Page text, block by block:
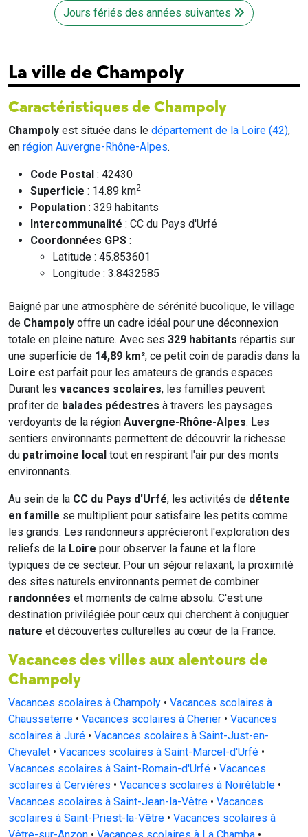
Jours fériés des années suivantes
La ville de Champoly
Caractéristiques de Champoly
Champoly est située dans le département de la Loire (42),
en région Auvergne-Rhône-Alpes.
Code Postal : 42430
Superficie : 14.89 km2
Population : 329 habitants
Intercommunalité : CC du Pays d'Urfé
Coordonnées GPS :
Latitude : 45.853601
Longitude : 3.8432585
Baigné par une atmosphère de sérénité bucolique, le village
de Champoly offre un cadre idéal pour une déconnexion
totale en pleine nature. Avec ses 329 habitants répartis sur
une superficie de 14,89 km², ce petit coin de paradis dans la
Loire est parfait pour les amateurs de grands espaces.
Durant les vacances scolaires, les familles peuvent
profiter de balades pédestres à travers les paysages
verdoyants de la région Auvergne-Rhône-Alpes. Les
sentiers environnants permettent de découvrir la richesse
du patrimoine local tout en respirant l'air pur des monts
environnants.
Au sein de la CC du Pays d'Urfé, les activités de détente
en famille se multiplient pour satisfaire les petits comme
les grands. Les randonneurs apprécieront l'exploration des
reliefs de la Loire pour observer la faune et la flore
typiques de ce secteur. Pour un séjour relaxant, la proximité
des sites naturels environnants permet de combiner
randonnées et moments de calme absolu. C'est une
destination privilégiée pour ceux qui cherchent à conjuguer
nature et découvertes culturelles au cœur de la France.
Vacances des villes aux alentours de
Champoly
Vacances scolaires à Champoly • Vacances scolaires à
Chausseterre • Vacances scolaires à Cherier • Vacances
scolaires à Juré • Vacances scolaires à Saint-Just-en-
Chevalet • Vacances scolaires à Saint-Marcel-d'Urfé •
Vacances scolaires à Saint-Romain-d'Urfé • Vacances
scolaires à Cervières • Vacances scolaires à Noirétable •
Vacances scolaires à Saint-Jean-la-Vêtre • Vacances
scolaires à Saint-Priest-la-Vêtre • Vacances scolaires à